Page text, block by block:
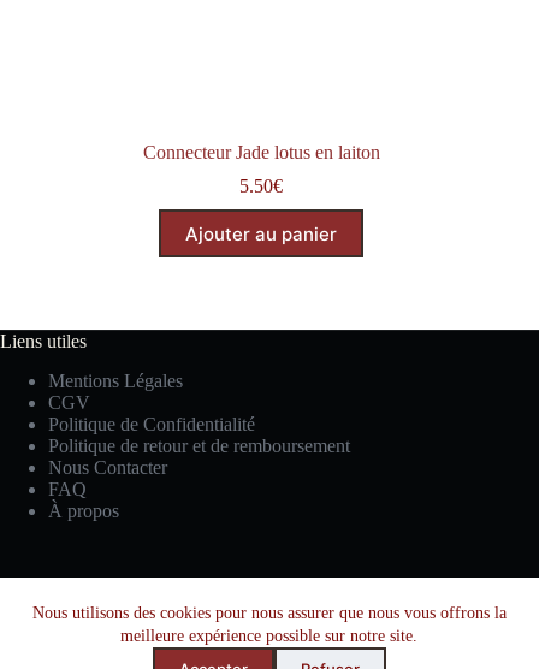
Nous utilisons des cookies pour nous assurer que nous vous offrons la
meilleure expérience possible sur notre site.
Connecteur Jade lotus en laiton
5.50€
Ajouter au panier
Liens utiles
Mentions Légales
CGV
Politique de Confidentialité
Politique de retour et de remboursement
Nous Contacter
FAQ
À propos
Facebook Instagram YouTube
TikTok